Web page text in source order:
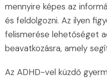
mennyire képes az
és feldolgozni. Az ilyen
felismerése lehetőséget
beavatkozásra, amely
Az ADHD-vel küzdő